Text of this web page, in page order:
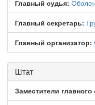
Главный судья:
Главный секретарь:
Главный организатор:
Штат
Заместители главного